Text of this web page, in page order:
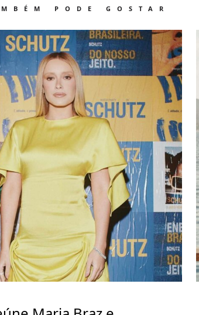
PODE GOSTAR